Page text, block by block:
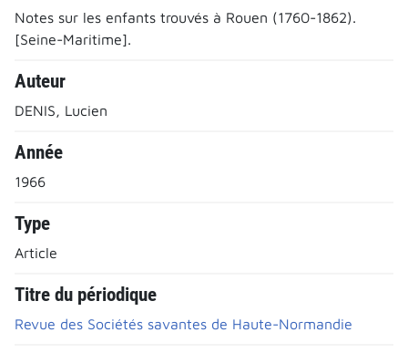
Notes sur les enfants trouvés à Rouen (1760-1862).
[Seine-Maritime].
Auteur
DENIS, Lucien
Année
1966
Type
Article
Titre du périodique
Revue des Sociétés savantes de Haute-Normandie